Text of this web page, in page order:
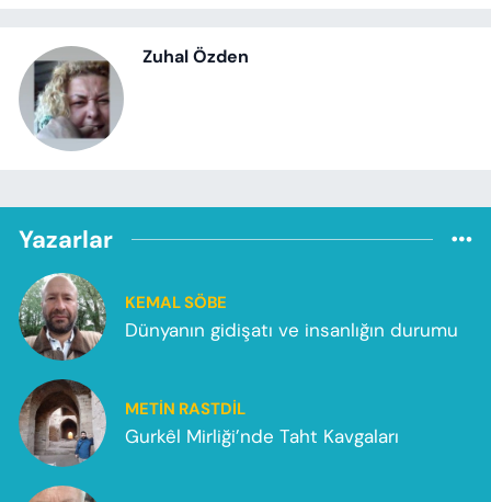
Zuhal Özden
Yazarlar
KEMAL SÖBE
Dünyanın gidişatı ve insanlığın durumu
METIN RASTDIL
Gurkêl Mirliği’nde Taht Kavgaları